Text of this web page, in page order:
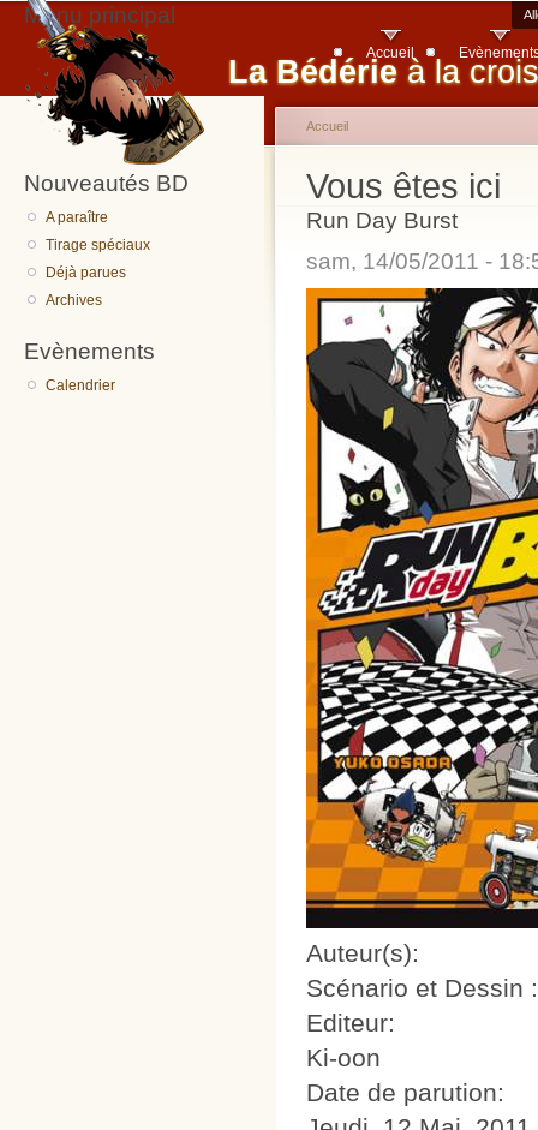
La Bédérie à la
Menu principal
Accueil
Nouveautés BD
A paraître
Tirage spéciaux
Déjà parues
Archives
Evènements
Calendrier
Vous êtes ici
Accueil
Run Day Burst
sam, 14/05/2011 -
Auteur(s):
Scénario et Dessin
Editeur:
Ki-oon
Date de parution: